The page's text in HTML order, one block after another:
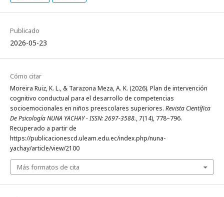
Publicado
2026-05-23
Cómo citar
Moreira Ruiz, K. L., & Tarazona Meza, A. K. (2026). Plan de intervención
cognitivo conductual para el desarrollo de competencias
socioemocionales en niños preescolares superiores. Revista Científica
De Psicología NUNA YACHAY - ISSN: 2697-3588., 7(14), 778–796.
Recuperado a partir de
https://publicacionescd.uleam.edu.ec/index.php/nuna-
yachay/article/view/2100
Más formatos de cita